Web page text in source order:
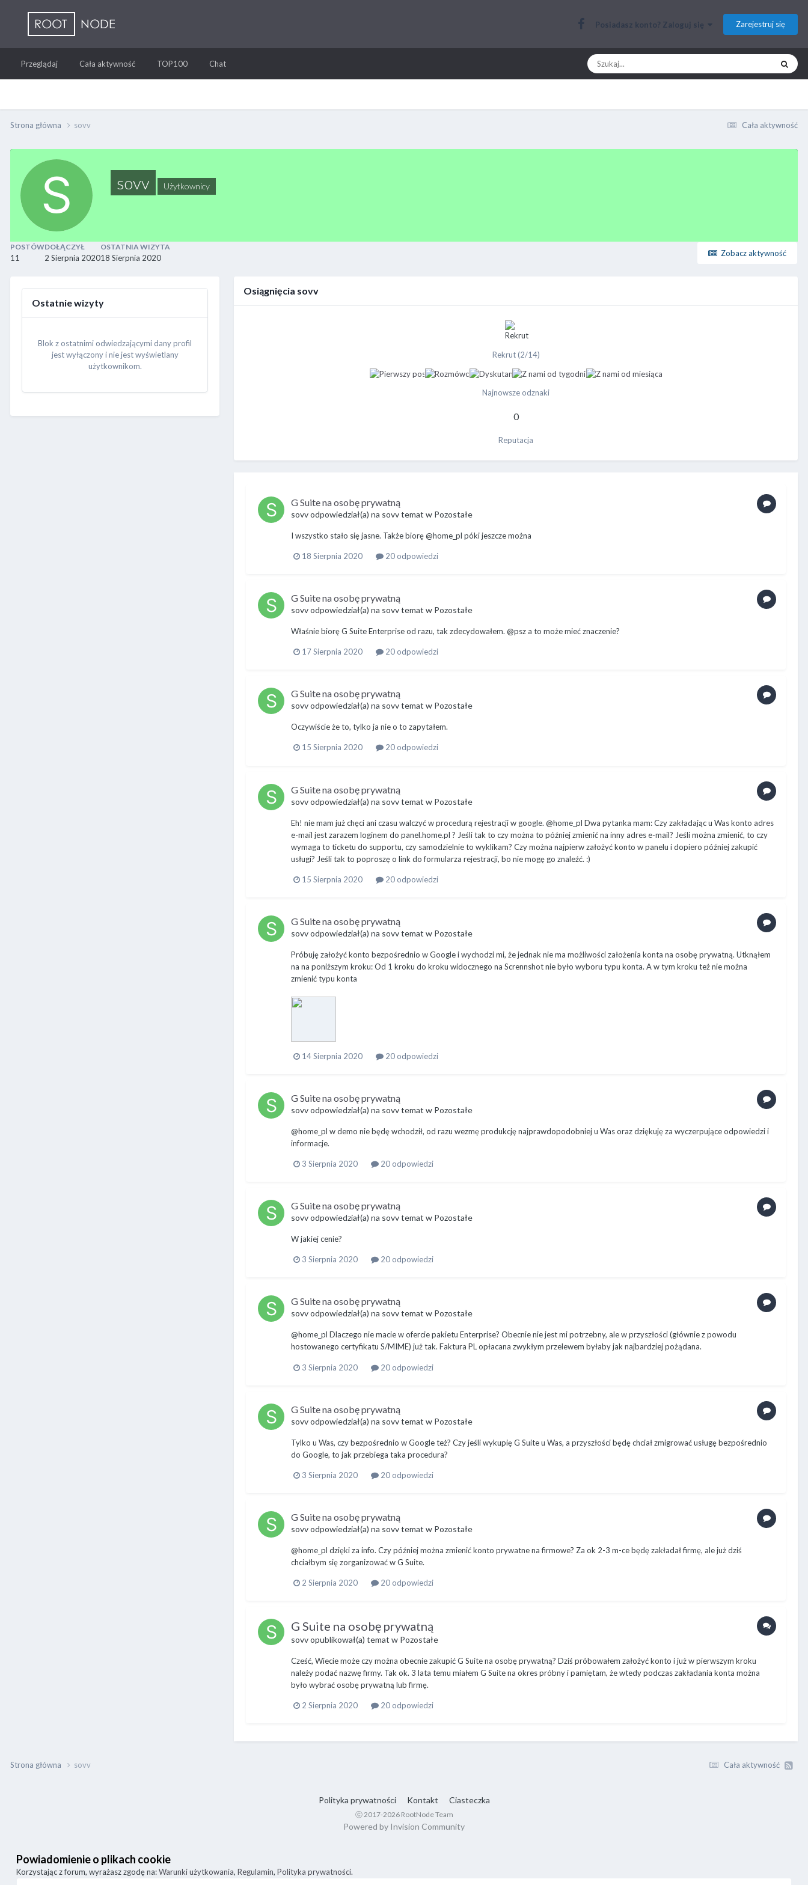
Posiadasz konto? Zaloguj się Zarejestruj się
Przeglądaj Cała aktywność TOP100 Chat
Cała aktywność
Strona główna sovv
sovv Użytkownicy
Zobacz aktywność
POSTÓW
11
DOŁĄCZYŁ
2 Sierpnia 2020
OSTATNIA WIZYTA
18 Sierpnia 2020
Ostatnie wizyty
Blok z ostatnimi odwiedzającymi dany profil
jest wyłączony i nie jest wyświetlany
użytkownikom.
Osiągnięcia sovv
Rekrut (2/14)
Najnowsze odznaki
0
Reputacja
G Suite na osobę prywatną
sovvodpowiedział(a) na sovvtemat w Pozostałe
I wszystko stało się jasne. Także biorę @home_pl póki jeszcze można
18 Sierpnia 2020 20 odpowiedzi
G Suite na osobę prywatną
sovvodpowiedział(a) na sovvtemat w Pozostałe
Właśnie biorę G Suite Enterprise od razu, tak zdecydowałem. @psz a to może mieć znaczenie?
17 Sierpnia 2020 20 odpowiedzi
G Suite na osobę prywatną
sovvodpowiedział(a) na sovvtemat w Pozostałe
Oczywiście że to, tylko ja nie o to zapytałem.
15 Sierpnia 2020 20 odpowiedzi
G Suite na osobę prywatną
sovvodpowiedział(a) na sovvtemat w Pozostałe
Eh! nie mam już chęci ani czasu walczyć w procedurą rejestracji w google. @home_pl Dwa pytanka mam: Czy zakładając u Was konto adres
e-mail jest zarazem loginem do panel.home.pl ? Jeśli tak to czy można to później zmienić na inny adres e-mail? Jeśli można zmienić, to czy
wymaga to ticketu do supportu, czy samodzielnie to wyklikam? Czy można najpierw założyć konto w panelu i dopiero później zakupić
usługi? Jeśli tak to poproszę o link do formularza rejestracji, bo nie mogę go znaleźć. :)
15 Sierpnia 2020 20 odpowiedzi
G Suite na osobę prywatną
sovvodpowiedział(a) na sovvtemat w Pozostałe
Próbuję założyć konto bezpośrednio w Google i wychodzi mi, że jednak nie ma możliwości założenia konta na osobę prywatną. Utknąłem
na na poniższym kroku: Od 1 kroku do kroku widocznego na Scrennshot nie było wyboru typu konta. A w tym kroku też nie można
zmienić typu konta
14 Sierpnia 2020 20 odpowiedzi
G Suite na osobę prywatną
sovvodpowiedział(a) na sovvtemat w Pozostałe
@home_pl w demo nie będę wchodził, od razu wezmę produkcję najprawdopodobniej u Was oraz dziękuję za wyczerpujące odpowiedzi i
informacje.
3 Sierpnia 2020 20 odpowiedzi
G Suite na osobę prywatną
sovvodpowiedział(a) na sovvtemat w Pozostałe
W jakiej cenie?
3 Sierpnia 2020 20 odpowiedzi
G Suite na osobę prywatną
sovvodpowiedział(a) na sovvtemat w Pozostałe
@home_pl Dlaczego nie macie w ofercie pakietu Enterprise? Obecnie nie jest mi potrzebny, ale w przyszłości (głównie z powodu
hostowanego certyfikatu S/MIME) już tak. Faktura PL opłacana zwykłym przelewem byłaby jak najbardziej pożądana.
3 Sierpnia 2020 20 odpowiedzi
G Suite na osobę prywatną
sovvodpowiedział(a) na sovvtemat w Pozostałe
Tylko u Was, czy bezpośrednio w Google też? Czy jeśli wykupię G Suite u Was, a przyszłości będę chciał zmigrować usługę bezpośrednio
do Google, to jak przebiega taka procedura?
3 Sierpnia 2020 20 odpowiedzi
G Suite na osobę prywatną
sovvodpowiedział(a) na sovvtemat w Pozostałe
@home_pl dzięki za info. Czy później można zmienić konto prywatne na firmowe? Za ok 2-3 m-ce będę zakładał firmę, ale już dziś
chciałbym się zorganizować w G Suite.
2 Sierpnia 2020 20 odpowiedzi
G Suite na osobę prywatną
sovvopublikował(a) temat w Pozostałe
Cześć, Wiecie może czy można obecnie zakupić G Suite na osobę prywatną? Dziś próbowałem założyć konto i już w pierwszym kroku
należy podać nazwę firmy. Tak ok. 3 lata temu miałem G Suite na okres próbny i pamiętam, że wtedy podczas zakładania konta można
było wybrać osobę prywatną lub firmę.
2 Sierpnia 2020 20 odpowiedzi
Cała aktywność
Strona główna sovv
Polityka prywatności Kontakt Ciasteczka
ⓒ 2017-2026 RootNode Team
Powered by Invision Community
Powiadomienie o plikach cookie
Korzystając z forum, wyrażasz zgodę na:Warunki użytkowania, Regulamin, Polityka prywatności.